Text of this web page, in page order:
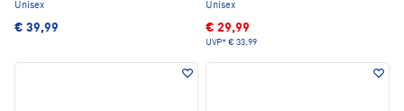
Unisex
€ 39,99
Unisex
€ 29,99
UVP* € 33,99